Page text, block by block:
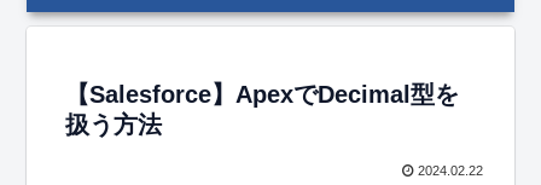
【Salesforce】ApexでDecimal型を
扱う方法
2024.02.22